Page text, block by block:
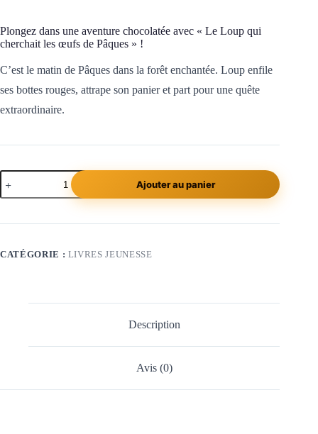
Plongez dans une aventure chocolatée avec « Le Loup qui
cherchait les œufs de Pâques » !
C’est le matin de Pâques dans la forêt enchantée. Loup enfile
ses bottes rouges, attrape son panier et part pour une quête
extraordinaire.
Ajouter au panier
CATÉGORIE : LIVRES JEUNESSE
Description
Avis (0)